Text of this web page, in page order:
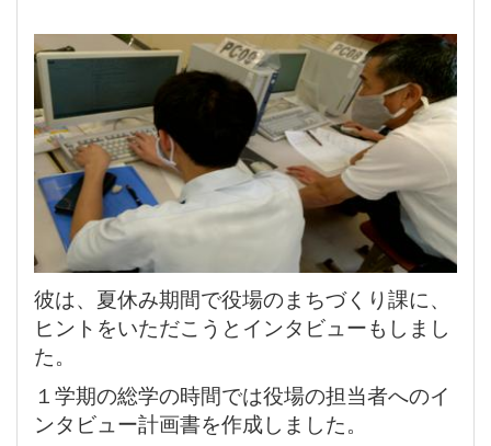
彼は、夏休み期間で役場のまちづくり課に、
ヒントをいただこうとインタビューもしまし
た。
１学期の総学の時間では役場の担当者へのイ
ンタビュー計画書を作成しました。